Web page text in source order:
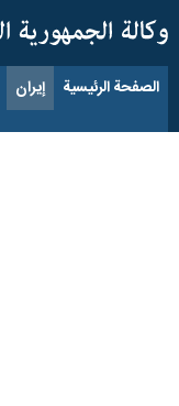
الصفحة الرئيسية إيران